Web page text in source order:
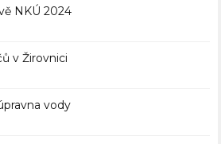
NKÚ 2024
v Žirovnici
vody